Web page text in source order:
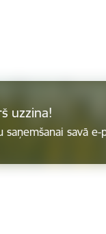
uzzina!
saņemšanai savā e-